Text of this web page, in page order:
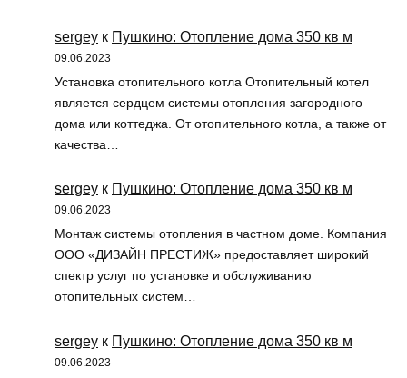
sergey к Пушкино: Отопление дома 350 кв м
09.06.2023
Установка отопительного котла Отопительный котел
является сердцем системы отопления загородного
дома или коттеджа. От отопительного котла, а также от
качества…
sergey к Пушкино: Отопление дома 350 кв м
09.06.2023
Монтаж системы отопления в частном доме. Компания
ООО «ДИЗАЙН ПРЕСТИЖ» предоставляет широкий
спектр услуг по установке и обслуживанию
отопительных систем…
sergey к Пушкино: Отопление дома 350 кв м
09.06.2023